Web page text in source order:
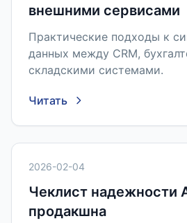
внешними сервисами
Практические подходы к
данных между CRM,
складскими системами.
Читать
2026-02-04
Чеклист надежности
продакшна